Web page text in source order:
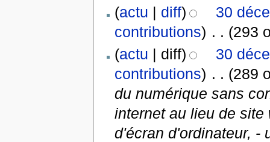
(actu | diff)
30
contributions) . . (293
(actu | diff)
30
contributions) . . (289
du numérique sans
internet au lieu de site
d'écran d'ordinateur, -